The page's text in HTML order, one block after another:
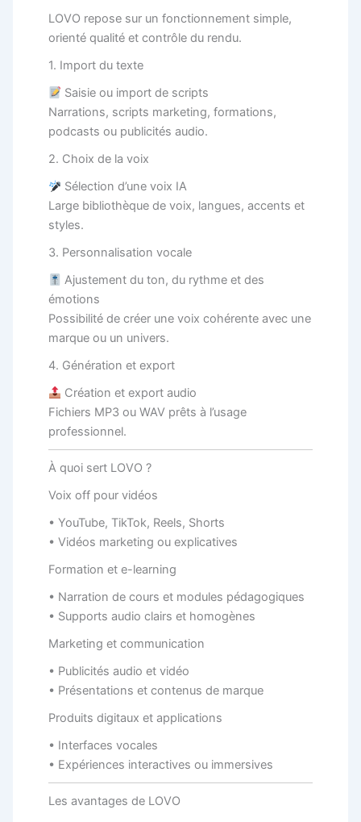
LOVO repose sur un fonctionnement simple,
orienté qualité et contrôle du rendu.
1. Import du texte
Saisie ou import de scripts
Narrations, scripts marketing, formations,
podcasts ou publicités audio.
2. Choix de la voix
Sélection d’une voix IA
Large bibliothèque de voix, langues, accents et
styles.
3. Personnalisation vocale
Ajustement du ton, du rythme et des
émotions
Possibilité de créer une voix cohérente avec une
marque ou un univers.
4. Génération et export
Création et export audio
Fichiers MP3 ou WAV prêts à l’usage
professionnel.
À quoi sert LOVO ?
Voix off pour vidéos
• YouTube, TikTok, Reels, Shorts
• Vidéos marketing ou explicatives
Formation et e-learning
• Narration de cours et modules pédagogiques
• Supports audio clairs et homogènes
Marketing et communication
• Publicités audio et vidéo
• Présentations et contenus de marque
Produits digitaux et applications
• Interfaces vocales
• Expériences interactives ou immersives
Les avantages de LOVO